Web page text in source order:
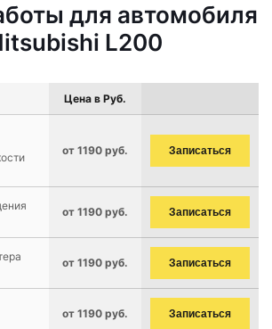
для автомобиля
L200
Цена в Руб.
от 1190 руб. Записаться
от 1190 руб. Записаться
от 1190 руб. Записаться
от 1190 руб. Записаться